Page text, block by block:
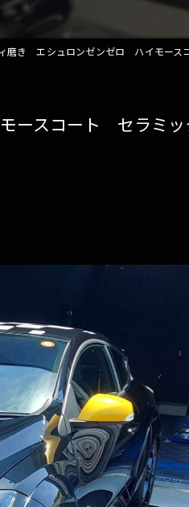
樹脂コーティング
除去
磨き エシュロンゼンゼロ ハイモー
ースコート セラミ